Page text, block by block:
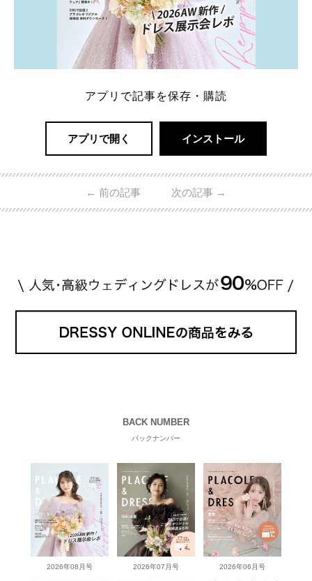
アプリで記事を保存・購読
アプリで開く インストール
← 前の記事 次の記事 →
BACK NUMBER
バックナンバー
2026年08月号 2026年07月号 2026年06月号